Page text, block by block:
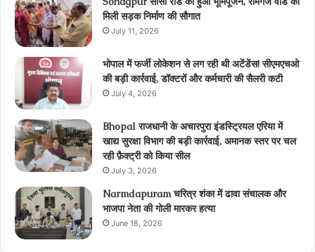
मिली सड़क निर्माण की सौगात
July 11, 2026
भोपाल में फर्जी लोकेशन से लग रही थी अटेंडेंस! सीएमएचओ
की बड़ी कार्रवाई, डॉक्टरों और कर्मचारी की सैलरी कटी
July 4, 2026
Bhopal राजधानी के अचारपुरा इंडस्ट्रियल एरिया में
खाद्य सुरक्षा विभाग की बड़ी कार्रवाई, अमानक स्तर पर चल
रही फ़ैक्ट्री को किया सील
July 3, 2026
Narmdapuram चरित्र शंका में ढावा संचालक और
भाजपा नेता की गोली मारकर हत्या
June 18, 2026